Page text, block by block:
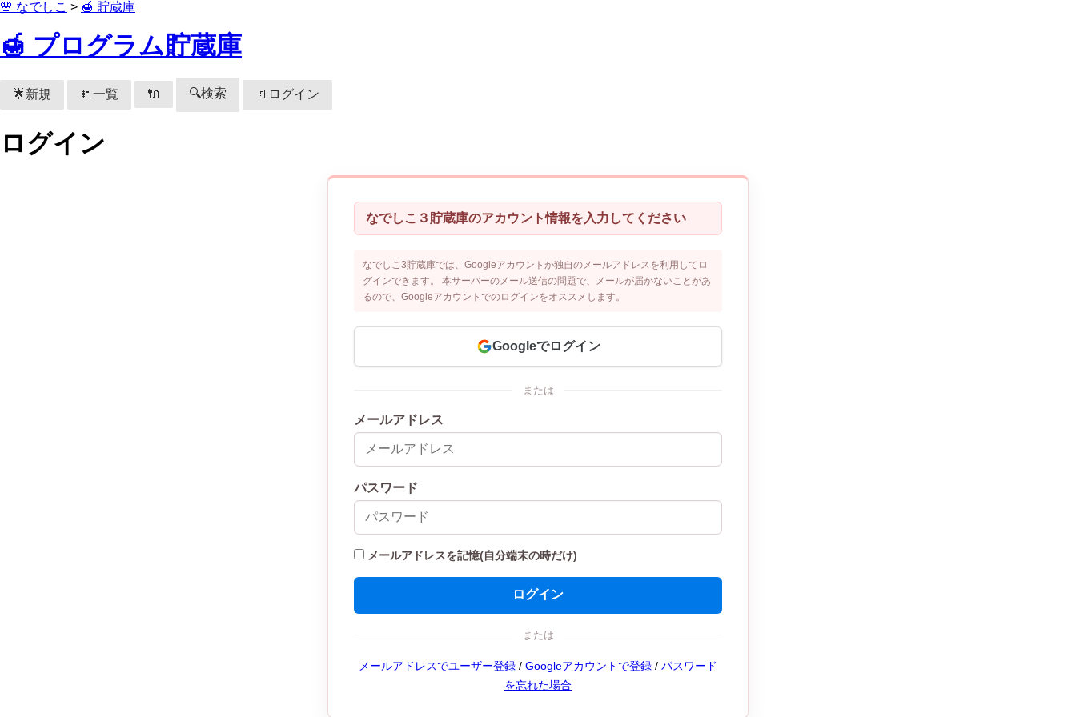
🌸 なでしこ > 🍯 貯蔵庫
🍯 プログラム貯蔵庫
🌟新規 📒一覧 🔌 🔍検索 🚪ログイン
ログイン
なでしこ３貯蔵庫のアカウント情報を入力してください
なでしこ3貯蔵庫では、Googleアカウントか独自のメールアドレスを利用してロ
グインできます。 本サーバーのメール送信の問題で、メールが届かないことがあ
るので、Googleアカウントでのログインをオススメします。
Googleでログイン
または
メールアドレス
パスワード
メールアドレスを記憶(自分端末の時だけ)
ログイン
または
メールアドレスでユーザー登録 / Googleアカウントで登録 / パスワード
を忘れた場合